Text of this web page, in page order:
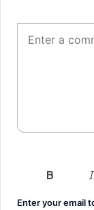
Enter your email